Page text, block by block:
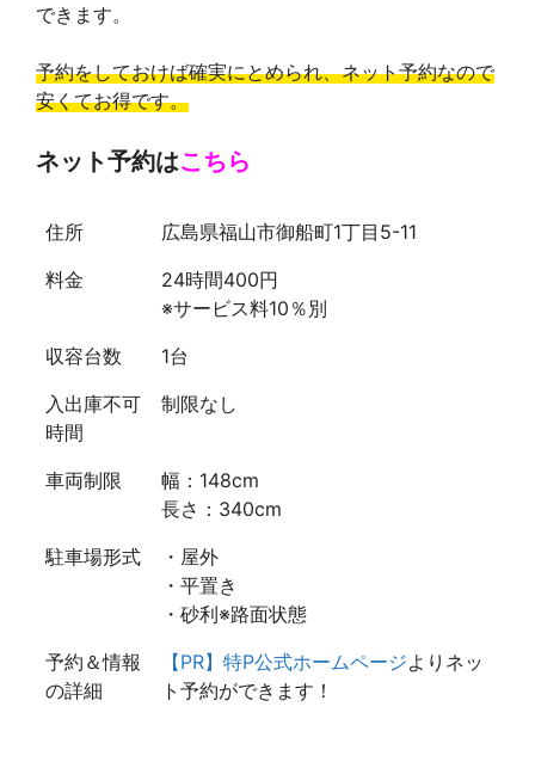
できます。
予約をしておけば確実にとめられ、ネット予約なので
安くてお得です。
ネット予約はこちら
住所
広島県福山市御船町1丁目5-11
料金
24時間400円
※サービス料10％別
収容台数
1台
入出庫不可
時間
制限なし
車両制限
幅：148cm
長さ：340cm
駐車場形式
・屋外
・平置き
・砂利※路面状態
予約＆情報
の詳細
【PR】特P公式ホームページよりネッ
ト予約ができます！